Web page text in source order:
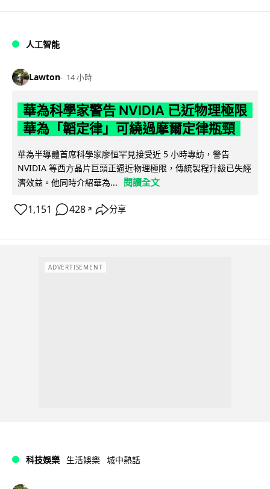
人工智能
Lawton 14 小時
華為科學家警告 NVIDIA 已近物理極限
華為「韜定律」可繞過摩爾定律瓶頸
華為半導體首席科學家廖恒罕見接受近 5 小時專訪，警告
NVIDIA 等西方晶片巨頭正逼近物理極限，傳統製程升級已失經
濟效益。他同時介紹華為...
閱讀全文
1,151 428 ↗ 分享
ADVERTISEMENT
科技娛樂 生活娛樂 城中熱話